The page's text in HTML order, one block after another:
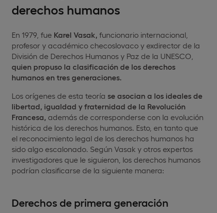
derechos humanos
En 1979, fue Karel Vasak, funcionario internacional,
profesor y académico checoslovaco y exdirector de la
División de Derechos Humanos y Paz de la UNESCO,
quien propuso la clasificación de los derechos
humanos en tres generaciones.
Los orígenes de esta teoría se asocian a los ideales de
libertad, igualdad y fraternidad de la Revolución
Francesa, además de corresponderse con la evolución
histórica de los derechos humanos. Esto, en tanto que
el reconocimiento legal de los derechos humanos ha
sido algo escalonado. Según Vasak y otros expertos
investigadores que le siguieron, los derechos humanos
podrían clasificarse de la siguiente manera:
Derechos de primera generación